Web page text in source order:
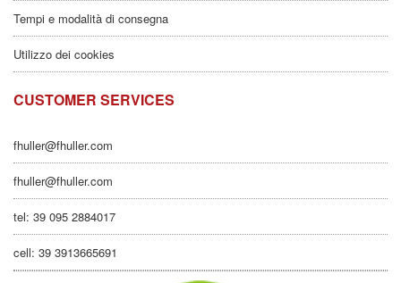
Tempi e modalità di consegna
Utilizzo dei cookies
CUSTOMER SERVICES
fhuller@fhuller.com
fhuller@fhuller.com
tel: 39 095 2884017
cell: 39 3913665691